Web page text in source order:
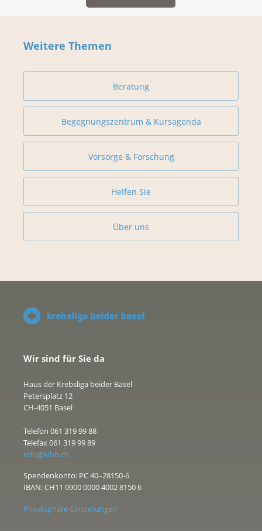
Weitere Themen
Beratung
Begegnungszentrum & Kursagenda
Vorsorge & Forschung
Helfen Sie
Über uns
Wir sind für Sie da
Haus der Krebsliga beider Basel
Petersplatz 12
CH-4051 Basel
Telefon 061 319 99 88
Telefax 061 319 99 89
info@klbb.ch
Spendenkonto: PC 40–28150-6
IBAN: CH11 0900 0000 4002 8150 6
Privatsphäre-Einstellungen